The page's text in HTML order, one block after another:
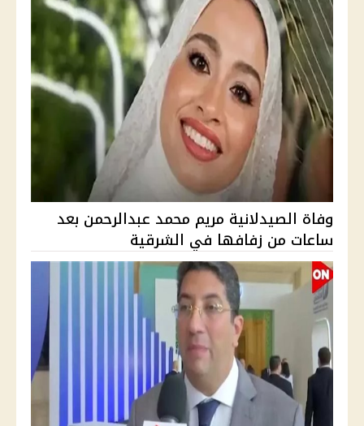
وفاة الصيدلانية مريم محمد عبدالرحمن بعد
ساعات من زفافها في الشرقية